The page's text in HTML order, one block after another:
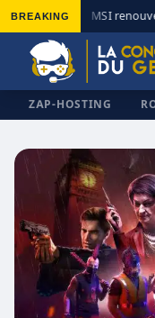
BREAKING MSI
ZAP-HOSTING